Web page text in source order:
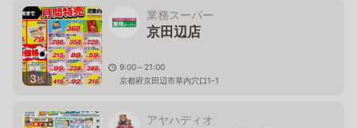
3枚
業務スーパー
京田辺店
9:00～21:00
京都府京田辺市草内穴口1-1
アヤハディオ